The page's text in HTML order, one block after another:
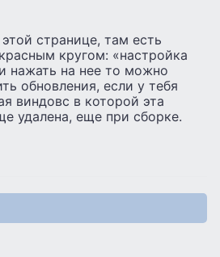
странице, там есть
кругом: «настройка
нажать на нее то можно
обновления, если у тебя
виндовс в которой эта
удалена, еще при сборке.